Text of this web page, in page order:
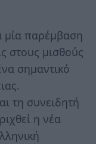
μία παρέμβαση
στους μισθούς
σημαντικό
τη συνειδητή
η νέα